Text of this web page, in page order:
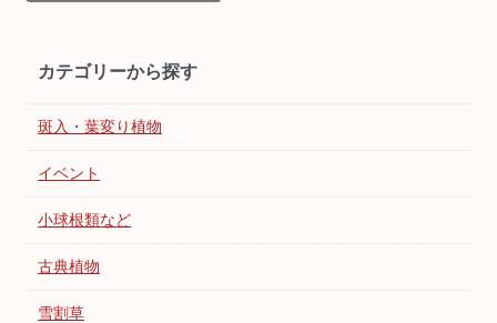
カテゴリーから探す
斑入・葉変り植物
イベント
小球根類など
古典植物
雪割草